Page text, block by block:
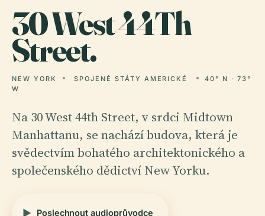
30West 44Th
Street.
NEW YORK SPOJENÉ STÁTY AMERICKÉ
40° N · 73°
W
Na 30 West 44th Street, v srdci Midtown
Manhattanu, se nachází budova, která je
svědectvím bohatého architektonického a
společenského dědictví New Yorku.
Poslechnout audioprůvodce